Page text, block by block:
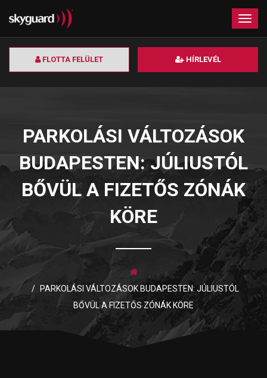
FLOTTA FELÜLET HÍRLEVÉL
×
PARKOLÁSI VÁLTOZÁSOK
BUDAPESTEN: JÚLIUSTÓL
BŐVÜL A FIZETŐS ZÓNÁK
KÖRE
PARKOLÁSI VÁLTOZÁSOK BUDAPESTEN: JÚLIUSTÓL
BŐVÜL A FIZETŐS ZÓNÁK KÖRE